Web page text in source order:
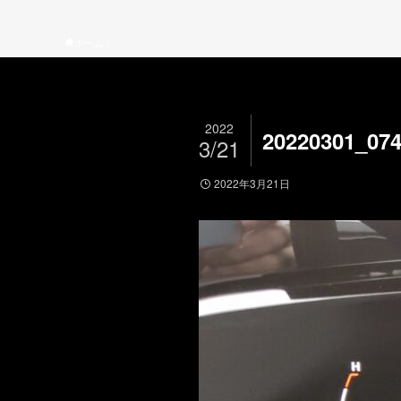
2022
3/21
2022年3月21日